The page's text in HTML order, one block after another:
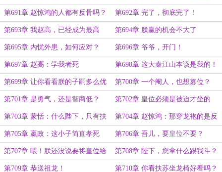
吧！ 顺！
第691章 赵惊鸿的人都有反骨吗？ 第692章 完了，彻底完了！
第693章 我赵高，已经成为最高
了！
第694章 朕赢的机会不大了
第695章 内忧外患，如何应对？ 第696章 爷爷，开门！
第697章 赵高：学我者死 第698章 这大秦江山本该是我的！
第699章 让你看看朕的子嗣多么优
秀！
第700章 一个阉人，也想篡位？
第701章 是勇气，还是智商低？ 第702章 皇位必须是被迫才坐的
第703章 蒙恬：什么陛下，只有扶
苏是陛下！
第704章 赵惊鸿：那穿龙袍的是反
贼！给我拿下！
第705章 嬴政：这小子简直孝死
了！
第706章 吾儿，要皇位不要？
第707章 喂！朕还没说要将皇位给
你们呢！
第708章 陛下，您拿什么跟我斗？
第709章 恭送祖龙！ 第710章 你看扶苏坐龙椅好看吗？